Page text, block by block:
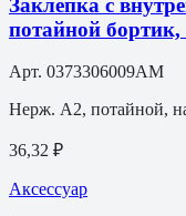
потайной бортик,
Арт. 0373306009AM
Нерж. A2, потайной,
36,32 ₽
Аксессуар